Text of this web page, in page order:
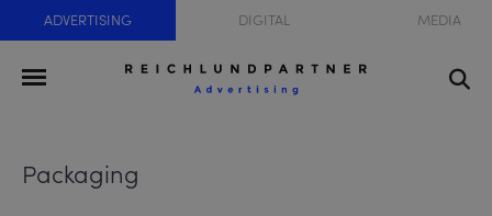
ADVERTISING DIGITAL MEDIA
Packaging